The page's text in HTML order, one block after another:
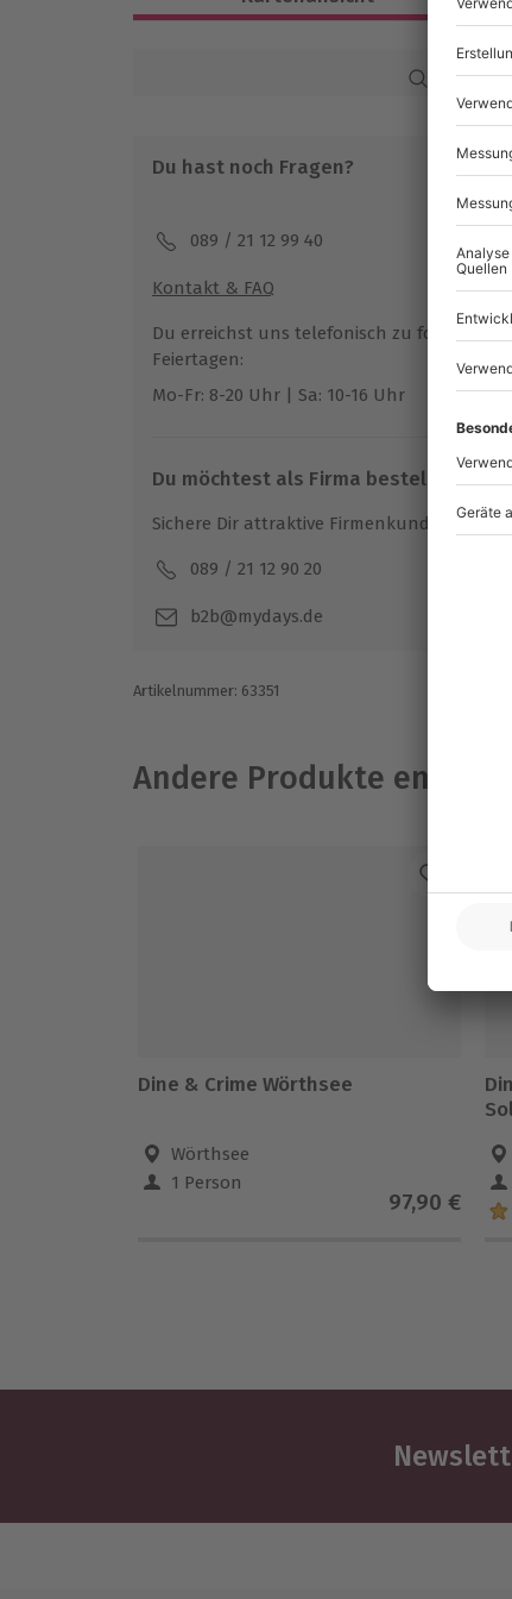
Ca. 4,5 Stunden
Ganzjährig zu bestimmten Terminen
Teilnehmer
Spezifische Gerichte (laktosefrei,
möglich
Getränke nicht im Preis inbegriffen
Karte in
Du hast noch Fragen?
089 / 21 12 99 40
Kontakt & FAQ
Du erreichst uns telefonisch zu folgenden
Feiertagen:
Mo-Fr: 8-20 Uhr | Sa: 10-16 Uhr
Du möchtest als Firma bestellen?
Sichere Dir attraktive Firmenkunden
089 / 21 12 90 20
b2b@mydays.de
Artikelnummer: 63351
Andere Produkte
Dine & Crime Wörthsee
Wörthsee
1 Person
97,90 €